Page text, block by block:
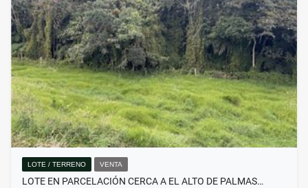
LOTE / TERRENO VENTA
LOTE EN PARCELACIÓN CERCA A EL ALTO DE PALMAS…